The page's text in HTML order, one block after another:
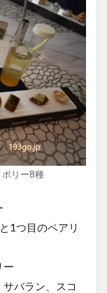
ボリー8種
1つ目のペアリ
ー
バラン、スコ